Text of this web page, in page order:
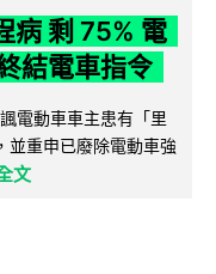
病 剩 75% 電
結電車指令
電動車車主患有「里
並重申已廢除電動車強
文